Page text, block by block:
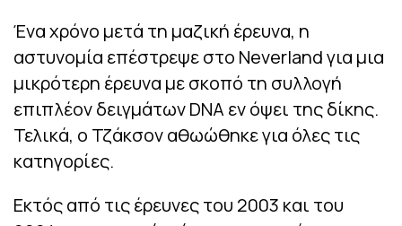
Ένα χρόνο μετά τη μαζική έρευνα, η
αστυνομία επέστρεψε στο Neverland για μια
μικρότερη έρευνα με σκοπό τη συλλογή
επιπλέον δειγμάτων DNA εν όψει της δίκης.
Τελικά, ο Τζάκσον αθωώθηκε για όλες τις
κατηγορίες.
Εκτός από τις έρευνες του 2003 και του